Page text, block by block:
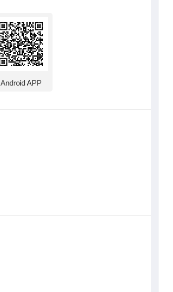
Android APP